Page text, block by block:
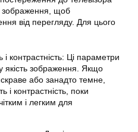
зображення, щоб
від перегляду. Для цього
контрастність: Ці параметри
якість зображення. Якщо
або занадто темне,
і контрастність, поки
і легким для